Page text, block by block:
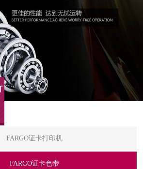
FARGO证卡打印机
FARGO证卡色带